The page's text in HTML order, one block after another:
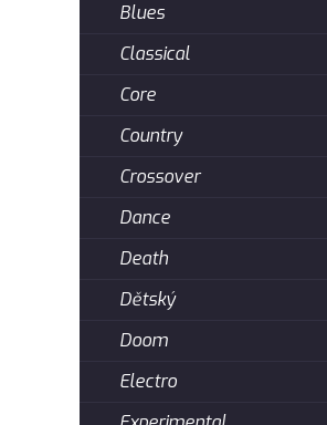
Blues
Classical
Core
Country
Crossover
Dance
Death
Dětský
Doom
Electro